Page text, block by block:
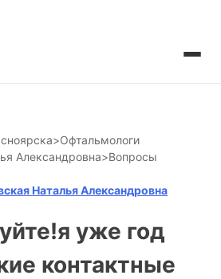
>Офтальмологи
Александровна>Вопросы
Наталья Александровна
уже год
контактные